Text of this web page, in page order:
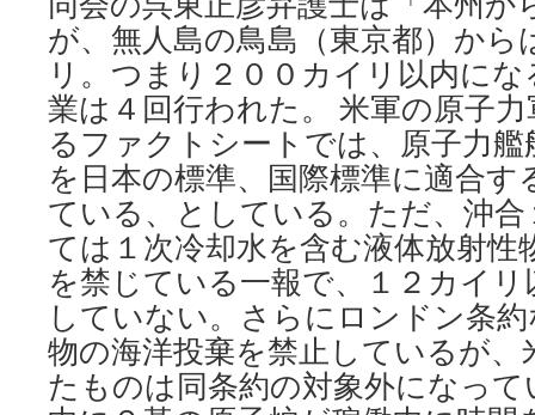
が、無人島の鳥島（東京都）か
リ。つまり２００カイリ以内に
業は４回行われた。 米軍の原子
るファクトシートでは、原子力
を日本の標準、国際標準に適合
ている、としている。ただ、沖
ては１次冷却水を含む液体放射性
を禁じている一報で、１２カイ
していない。さらにロンドン条
物の海洋投棄を禁止しているが、
たものは同条約の対象外になっ